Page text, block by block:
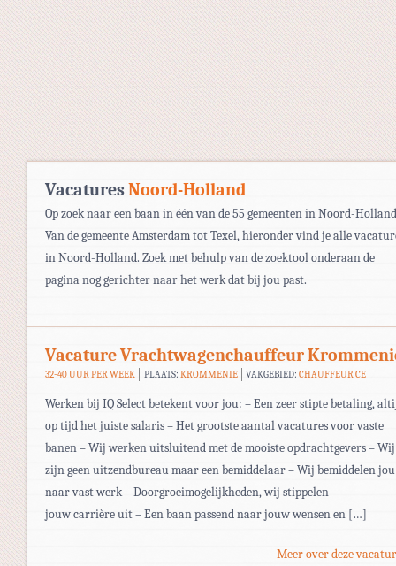
VacaturesNoord-Holland
Op zoek naar een baan in één van de 55 gemeenten in Noord-
Van de gemeente Amsterdam tot Texel, hieronder vind je alle
in Noord-Holland. Zoek met behulp van de zoektool onderaan de
pagina nog gerichter naar het werk dat bij jou past.
Vacature Vrachtwagenchauffeur
32-40 UUR PER WEEK PLAATS: KROMMENIE VAKGEBIED:CHAUFFEUR CE
Werken bij IQ Select betekent voor jou: – Een zeer stipte betaling,
op tijd het juiste salaris – Het grootste aantal vacatures voor vaste
banen – Wij werken uitsluitend met de mooiste opdrachtgevers – Wij
zijn geen uitzendbureau maar een bemiddelaar – Wij bemiddelen jou
naar vast werk – Doorgroeimogelijkheden, wij stippelen
jouw carrière uit – Een baan passend naar jouw wensen en […]
Meer over deze